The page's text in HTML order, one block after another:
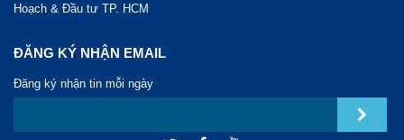
Hoạch & Đầu tư TP. HCM
ĐĂNG KÝ NHẬN EMAIL
Đăng ký nhận tin mỗi ngày